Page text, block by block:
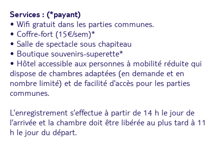
Services : (*payant)
• Wifi gratuit dans les parties communes.
• Coffre-fort (15€/sem)*
• Salle de spectacle sous chapiteau
• Boutique souvenirs-superette*
• Hôtel accessible aux personnes à mobilité réduite qui
dispose de chambres adaptées (en demande et en
nombre limité) et de facilité d'accès pour les parties
communes.
L’enregistrement s’effectue à partir de 14 h le jour de
l’arrivée et la chambre doit être libérée au plus tard à 11
h le jour du départ.